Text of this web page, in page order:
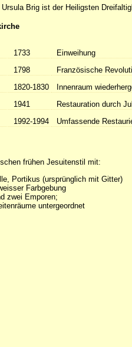
Brig ist der Heiligsten
1733
Einweihung
1798
Französische
1820-1830
Innenraum
1941
Restauration durch
1992-1994
Umfassende
frühen Jesuitenstil mit:
Portikus (ursprünglich mit Gitter)
Farbgebung
zwei Emporen;
untergeordnet